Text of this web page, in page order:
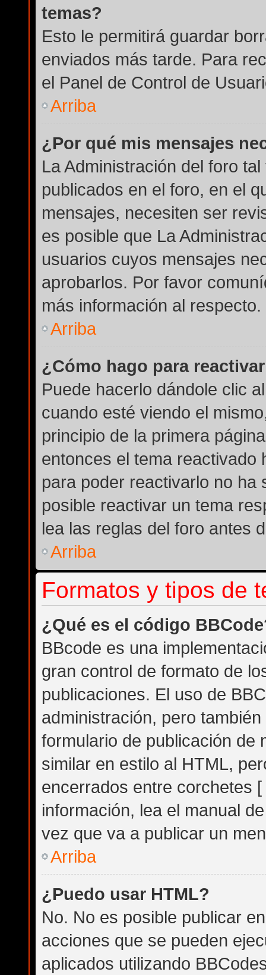
temas?
Esto le permitirá guardar
enviados más tarde. Para
el Panel de Control de
Arriba
¿Por qué mis mensajes
La Administración del foro
publicados en el foro, en el
mensajes, necesiten ser
es posible que La
usuarios cuyos mensajes
aprobarlos. Por favor
más información al respecto.
Arriba
¿Cómo hago para
Puede hacerlo dándole clic
cuando esté viendo el
principio de la primera
entonces el tema reactivado
para poder reactivarlo no ha
posible reactivar un tema
lea las reglas del foro antes
Arriba
Formatos y tipos de
¿Qué es el código
BBcode es una
gran control de formato de
publicaciones. El uso de
administración, pero
formulario de publicación de
similar en estilo al HTML,
encerrados entre corchetes
información, lea el manual
vez que va a publicar un
Arriba
¿Puedo usar HTML?
No. No es posible publicar
acciones que se pueden
aplicados utilizando